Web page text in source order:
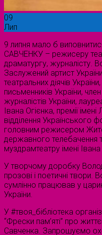
09
Лип
9 липня мало б
САВЧЕНКУ – режисеру
драматургу, журналісту.
Заслужений артист
театральних діячів
письменників України,
журналістів України,
Івана Огієнка, премії
відділення Українського
головним режисером
державного телебачення
муздрамтеатру імені
У творчому доробку
прозові і поетичні
сумлінно працював у
України.
У #твоя_бібліотека
“Фрески пам’яті” про
Савченка. Запрошуємо